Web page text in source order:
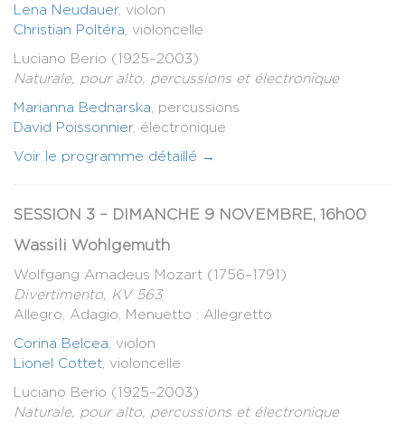
Lena Neudauer, violon
Christian Poltéra, violoncelle
Luciano Berio (1925–2003)
Naturale, pour alto, percussions et électronique
Marianna Bednarska, percussions
David Poissonnier, électronique
Voir le programme détaillé →
SESSION 3 – DIMANCHE 9 NOVEMBRE, 16h00
Wassili Wohlgemuth
Wolfgang Amadeus Mozart (1756–1791)
Divertimento, KV 563
Allegro, Adagio, Menuetto : Allegretto
Corina Belcea, violon
Lionel Cottet, violoncelle
Luciano Berio (1925–2003)
Naturale, pour alto, percussions et électronique